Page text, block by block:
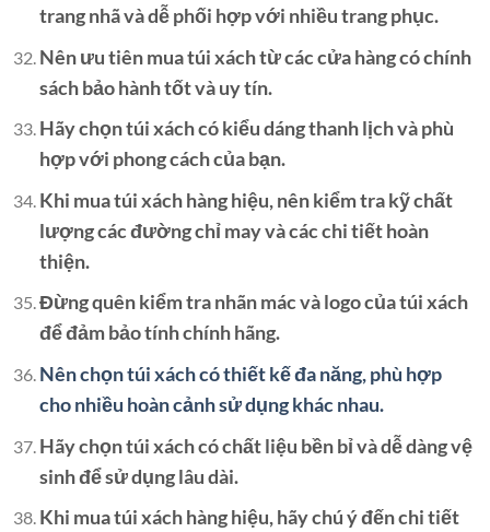
trang nhã và dễ phối hợp với nhiều trang phục.
Nên ưu tiên mua túi xách từ các cửa hàng có chính
sách bảo hành tốt và uy tín.
Hãy chọn túi xách có kiểu dáng thanh lịch và phù
hợp với phong cách của bạn.
Khi mua túi xách hàng hiệu, nên kiểm tra kỹ chất
lượng các đường chỉ may và các chi tiết hoàn
thiện.
Đừng quên kiểm tra nhãn mác và logo của túi xách
để đảm bảo tính chính hãng.
Nên chọn túi xách có thiết kế đa năng, phù hợp
cho nhiều hoàn cảnh sử dụng khác nhau.
Hãy chọn túi xách có chất liệu bền bỉ và dễ dàng vệ
sinh để sử dụng lâu dài.
Khi mua túi xách hàng hiệu, hãy chú ý đến chi tiết